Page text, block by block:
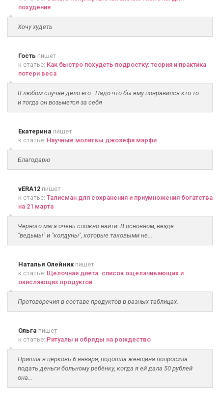
похудения
Хочу худеть
Гость пишет
к статье: Как быстро похудеть подростку: теория и практика
потери веса
В любом случае дело его . Надо что бы ему понравился кто то
и тогда он возьмется за себя
Екатерина пишет
к статье: Научные молитвы джозефа мэрфи
Благодарю
vERA12 пишет
к статье: Талисман для сохранения и приумножения богатства
на 21 марта
Чёрного мага очень сложно найти. В основном, везде
"ведьмы" и "колдуны", которые таковыми не...
Наталья Олейникпишет
к статье: Щелочная диета. список ощелачивающих и
окисляющих продуктов
Протоворечия в составе продуктов в разных таблицах.
Ольга пишет
к статье: Ритуалы и обряды на рождество
Пришла в церковь 6 января, подошла женщина попросила
подать деньги больному ребёнку, когда я ей дала 50 рублей
она...